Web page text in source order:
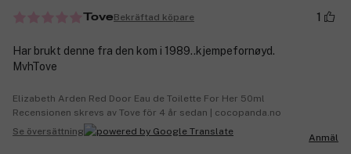
ToveBekräftad köpare 1
Har brukt denne fra den kom i 1989..kjempefornøyd.
MvhTove
Elizabeth Arden Red Door Eau de Toilette For Her 50ml
Recensionen skrevs av Tove för 4 år sedan | cocopanda.no
Se översättning
Anmäl